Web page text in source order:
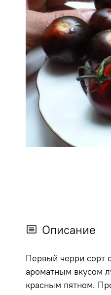
Описание
Первый черри сорт
ароматным вкусом
красным пятном.